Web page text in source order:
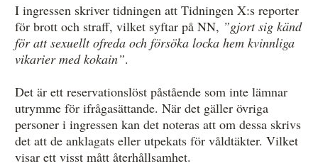
I ingressen skriver tidningen att Tidningen X:s reporter
för brott och straff, vilket syftar på NN, ”gjort sig känd
för att sexuellt ofreda och försöka locka hem kvinnliga
vikarier med kokain”.
Det är ett reservationslöst påstående som inte lämnar
utrymme för ifrågasättande. När det gäller övriga
personer i ingressen kan det noteras att om dessa skrivs
det att de anklagats eller utpekats för våldtäkter. Vilket
visar ett visst mått återhållsamhet.